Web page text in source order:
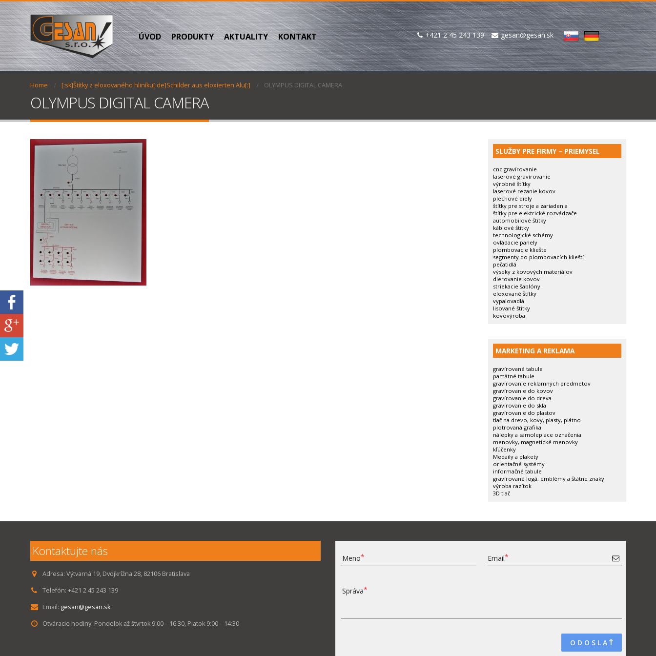
ÚVOD PRODUKTY AKTUALITY KONTAKT +421 2 45 243 139 gesan@gesan.sk
Home [:sk]Štítky z eloxovaného hliníku[:de]Schilder aus eloxierten Alu[:] OLYMPUS DIGITAL CAMERA
OLYMPUS DIGITAL CAMERA
SLUŽBY PRE FIRMY – PRIEMYSEL
cnc gravírovanie
laserové gravírovanie
výrobné štítky
laserové rezanie kovov
plechové diely
štítky pre stroje a zariadenia
štítky pre elektrické rozvádzače
automobilové štítky
káblové štítky
technologické schémy
ovládacie panely
plombovacie kliešte
segmenty do plombovacích klieští
pečatidlá
výseky z kovových materiálov
dierovanie kovov
striekacie šablóny
eloxované štítky
vypalovadlá
lisované štítky
kovovýroba
MARKETING A REKLAMA
gravírované tabule
pamätné tabule
gravírovanie reklamných predmetov
gravírovanie do kovov
gravírovanie do dreva
gravírovanie do skla
gravírovanie do plastov
tlač na drevo, kovy, plasty, plátno
plotrovaná grafika
nálepky a samolepiace označenia
menovky, magnetické menovky
kľúčenky
Medaily a plakety
orientačné systémy
informačné tabule
gravírované logá, emblémy a štátne znaky
výroba razítok
3D tlač
Kontaktujte nás
Adresa: Výtvarná 19, Dvojkrížna 28, 82106 Bratislava
Telefón: +421 2 45 243 139
Email: gesan@gesan.sk
Otváracie hodiny: Pondelok až štvrtok 9:00 – 16:30, Piatok 9:00 – 14:30
Meno Email
Správa
O D O S L A Ť